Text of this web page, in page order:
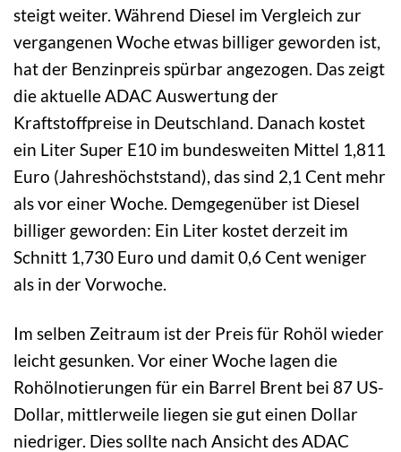
steigt weiter. Während Diesel im Vergleich zur
vergangenen Woche etwas billiger geworden ist,
hat der Benzinpreis spürbar angezogen. Das zeigt
die aktuelle ADAC Auswertung der
Kraftstoffpreise in Deutschland. Danach kostet
ein Liter Super E10 im bundesweiten Mittel 1,811
Euro (Jahreshöchststand), das sind 2,1 Cent mehr
als vor einer Woche. Demgegenüber ist Diesel
billiger geworden: Ein Liter kostet derzeit im
Schnitt 1,730 Euro und damit 0,6 Cent weniger
als in der Vorwoche.
Im selben Zeitraum ist der Preis für Rohöl wieder
leicht gesunken. Vor einer Woche lagen die
Rohölnotierungen für ein Barrel Brent bei 87 US-
Dollar, mittlerweile liegen sie gut einen Dollar
niedriger. Dies sollte nach Ansicht des ADAC